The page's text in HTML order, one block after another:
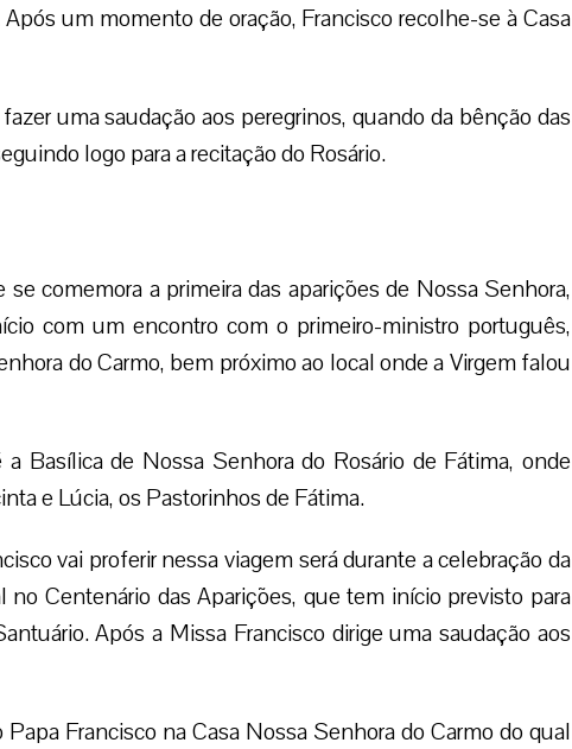
um momento de oração, Francisco recolhe-se à Casa
uma saudação aos peregrinos, quando da bênção das
logo para a recitação do Rosário.
comemora a primeira das aparições de Nossa Senhora,
com um encontro com o primeiro-ministro português,
do Carmo, bem próximo ao local onde a Virgem falou
Basílica de Nossa Senhora do Rosário de Fátima, onde
e Lúcia, os Pastorinhos de Fátima.
vai proferir nessa viagem será durante a celebração da
no Centenário das Aparições, que tem início previsto para
Após a Missa Francisco dirige uma saudação aos
Francisco na Casa Nossa Senhora do Carmo do qual